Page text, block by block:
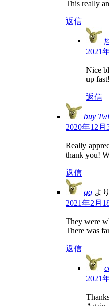
This really
返信
2021
Nice
up fast!
返信
buy
2020年12
Really
thank you!
返信
qq よ
2021年2月
They were
There was
返信
2021